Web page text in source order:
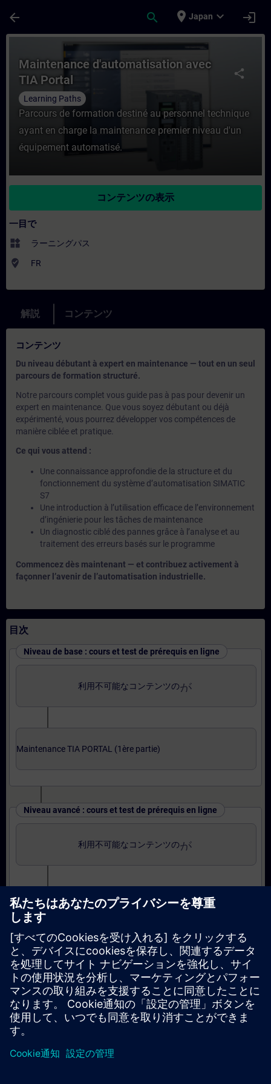
arrow_back search place Japan expand_more login
コース - Maintenance d'automatisation
share
Maintenance d'automatisation avec
TIA Portal
Learning Paths
Parcours de formation destiné au personnel technique
ayant en charge la maintenance premier niveau d'un
équipement automatisé.
コンテンツの表示
一目で
widgets ラーニングパス
where_to_vote FR
解説 コンテンツ
コンテンツ
Du niveau débutant à expert en maintenance — tout en un seul
parcours de formation structuré.
Notre parcours complet vous guide pas à pas pour devenir un
expert en maintenance. Que vous soyez débutant ou déjà
expérimenté, vous pourrez développer vos compétences de
manière ciblée et pratique.
Ce qui vous attend :
Une connaissance approfondie de la structure et du
fonctionnement du système d’automatisation SIMATIC
S7
Une introduction à l’utilisation efficace de l’environnement
d’ingénierie pour les tâches de maintenance
Un diagnostic ciblé des pannes grâce à l’analyse et au
traitement des erreurs basés sur le programme
Commencez dès maintenant — et contribuez activement à
façonner l’avenir de l’automatisation industrielle.
目次
Niveau de base : cours et test de prérequis en ligne
利用不可能なコンテンツのがerror_outline
Maintenance TIA PORTAL (1ère partie)
Niveau avancé : cours et test de prérequis en ligne
利用不可能なコンテンツのがerror_outline
Maintenance TIA PORTAL (2ème partie)
Certification
Certification pour techniciens de maintenance sur
TIA PORTAL